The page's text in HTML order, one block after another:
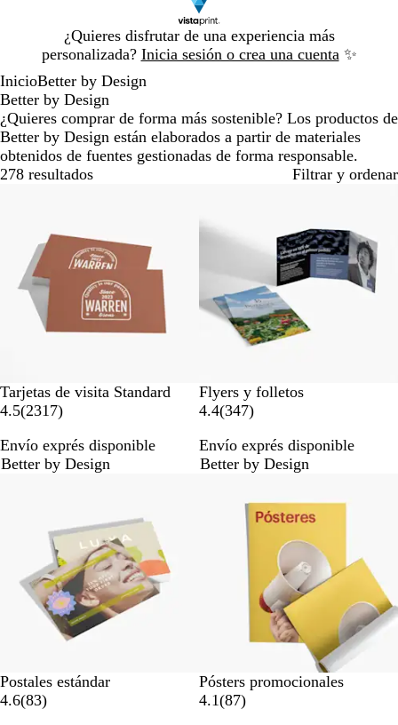
¿Quieres disfrutar de una experiencia más
personalizada? Inicia sesión o crea una cuenta ✨
1
InicioBetter by Design
Better by Design
¿Quieres comprar de forma más sostenible? Los productos de
Better by Design están elaborados a partir de materiales
obtenidos de fuentes gestionadas de forma responsable.
278 resultados
Filtrar y ordenar
Tarjetas de visita Standard
4.5(23172
1
7
e
ñ
a
s
)
Envío exprés disponible
Better by Design
Flyers y folletos
4.4(3473
7
r
s
)
Envío exprés disponible
Better by Design
Postales estándar
4.6(838
)
Pósters promocionales
4.1(878
)